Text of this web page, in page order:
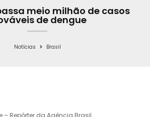
o
e g
r
a
e
b
e
meio milhão de casos
de dengue
Notícias Brasil
– Repórter da Agência Brasil